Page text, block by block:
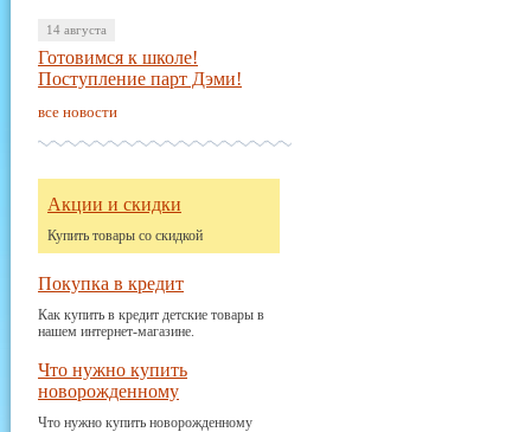
14 августа
Готовимся к школе!
Поступление парт Дэми!
все новости
Акции и скидки
Купить товары со скидкой
Покупка в кредит
Как купить в кредит детские товары в
нашем интернет-магазине.
Что нужно купить
новорожденному
Что нужно купить новорожденному